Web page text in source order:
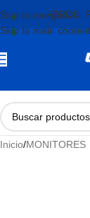
Skip to navigation
Skip to main content
PROD.
Inicio/MONITORES